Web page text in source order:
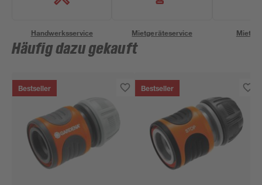
Handwerksservice Mietgeräteservice
Häufig dazu gekauft
Bestseller Bestseller